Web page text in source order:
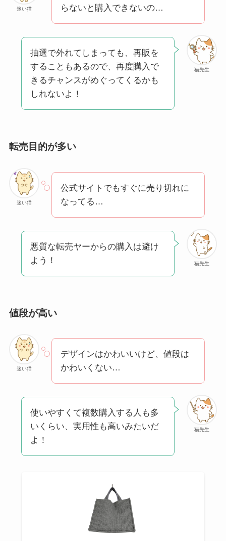
迷い猫
らないと購入できないの…
猫先生
抽選で外れてしまっても、再販を
することもあるので、再度購入で
きるチャンスがめぐってくるかも
しれないよ！
転売目的が多い
迷い猫
公式サイトでもすぐに売り切れに
なってる…
猫先生
悪質な転売ヤーからの購入は避け
よう！
値段が高い
迷い猫
デザインはかわいいけど、値段は
かわいくない…
猫先生
使いやすくて複数購入する人も多
いくらい、実用性も高いみたいだ
よ！